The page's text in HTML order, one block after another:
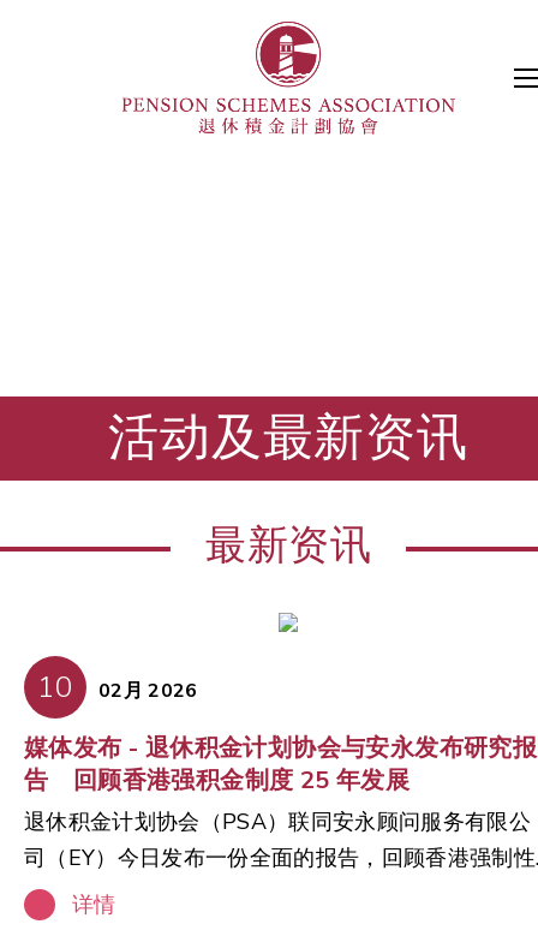
活动及最新资讯
最新资讯
10 02月 2026
媒体发布 - 退休积金计划协会与安永发布研究报
告 回顾香港强积金制度 25 年发展
退休积金计划协会（PSA）联同安永顾问服务有限公
司（EY）今日发布一份全面的报告，回顾香港强制性
公积金（强积金）制度 25 年的发展历程，包括其主
里程碑、持续转变的市场环境，以及推动未来香港退
详情